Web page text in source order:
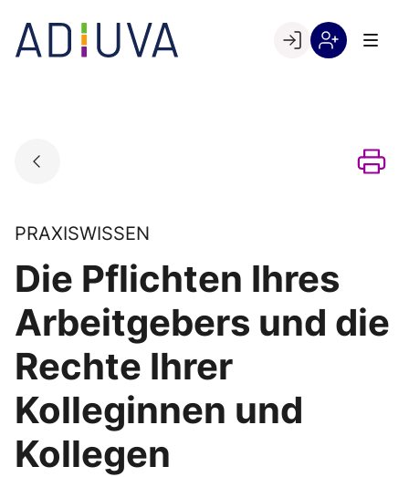
content
Go to landing page.
PRAXISWISSEN
Die Pflichten Ihres
Arbeitgebers und die
Rechte Ihrer
Kolleginnen und
Kollegen